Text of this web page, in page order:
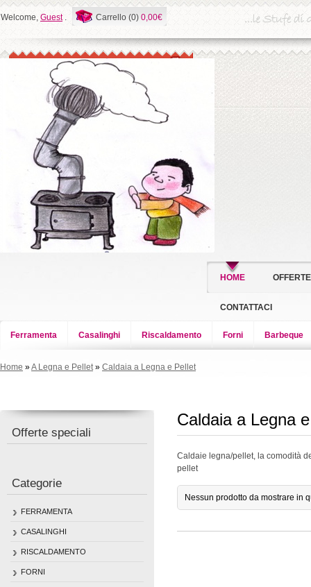
Welcome, Guest. Carrello (0) 0,00€
HOME
CONTATTACI
Ferramenta Casalinghi Riscaldamento Forni Barbeque
Home »A Legna e Pellet» Caldaia a Legna e Pellet
Offerte speciali
Categorie
FERRAMENTA
CASALINGHI
RISCALDAMENTO
FORNI
Caldaia a Legna
Caldaie legna/pellet, la comodità
pellet
Nessun prodotto da mostrare in